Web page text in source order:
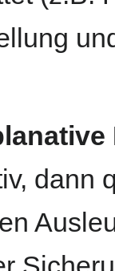
dann